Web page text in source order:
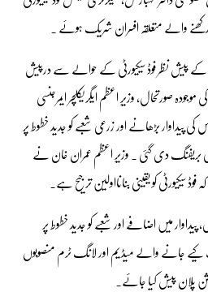
والے متعلقہ افسران شریک ہوئے ۔
پیش نظر فوڈ سیکیورٹی کے حوالے سے درپیش
صورتحال، وزیرِ اعظم ایگریکلچر ایمرجنسی
پیداوار بڑھانے اور زرعی شعبے کو جدید خطوط پر
دی گئی ۔ وزیرِ اعظم عمران خان نے
کو یقینی بنانااولین ترجیح ہے۔
میں اضافے اور شعبے کو جدید خطوط پر
جانے والے میڈیم اور لانگ ٹرم منصوبوں
پلان پیش کیا جائے۔